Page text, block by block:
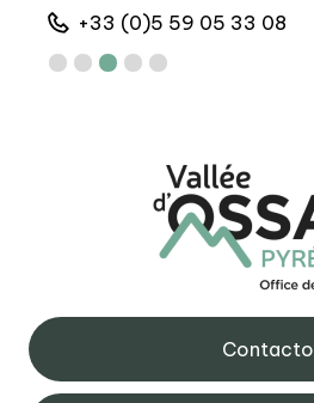
+33 (0)5 59 05 33 08
Contacto